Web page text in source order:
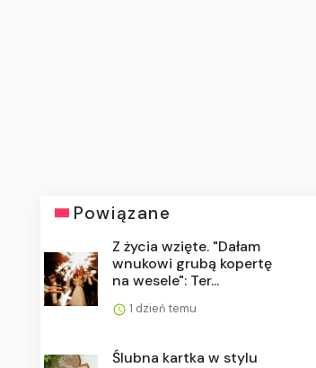
Powiązane
Z życia wzięte. "Dałam
wnukowi grubą kopertę
na wesele": Ter...
1 dzień temu
Ślubna kartka w stylu